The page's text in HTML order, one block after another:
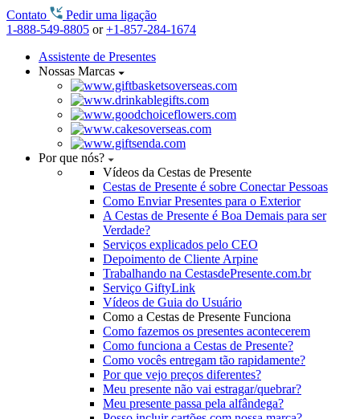
Contato
Pedir uma ligação
1-888-549-8805 or+1-857-284-1674
Assistente de Presentes
Nossas Marcas
Por que nós?
Vídeos da Cestas de Presente
Cestas de Presente é sobre Conectar Pessoas
Como Enviar Presentes para o Exterior
A Cestas de Presente é Boa Demais para ser
Verdade?
Serviços explicados pelo CEO
Depoimento de Cliente Arpine
Trabalhando na CestasdePresente.com.br
Serviço GiftyLink
Vídeos de Guia do Usuário
Como a Cestas de Presente Funciona
Como fazemos os presentes acontecerem
Como funciona a Cestas de Presente?
Como vocês entregam tão rapidamente?
Por que vejo preços diferentes?
Meu presente não vai estragar/quebrar?
Meu presente passa pela alfândega?